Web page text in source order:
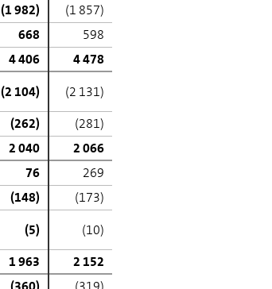
(1 982)
(1 857)
668
598
4 406
4 478
(2 104)
(2 131)
(262)
(281)
2 040
2 066
76
269
(148)
(173)
(5)
(10)
1 963
2 152